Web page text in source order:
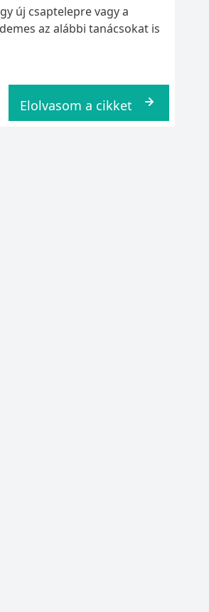
új csaptelepre vagy a
az alábbi tanácsokat is
Elolvasom a cikket